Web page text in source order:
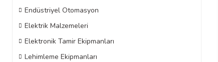
Endüstriyel Otomasyon
Elektrik Malzemeleri
Elektronik Tamir Ekipmanları
Lehimleme Ekipmanları